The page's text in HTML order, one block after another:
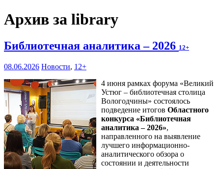
Архив за library
Библиотечная аналитика – 2026 12+
08.06.2026 Новости, 12+
4 июня рамках форума «Великий
Устюг – библиотечная столица
Вологодчины» состоялось
подведение итогов Областного
конкурса «Библиотечная
аналитика – 2026»,
направленного на выявление
лучшего информационно-
аналитического обзора о
состоянии и деятельности